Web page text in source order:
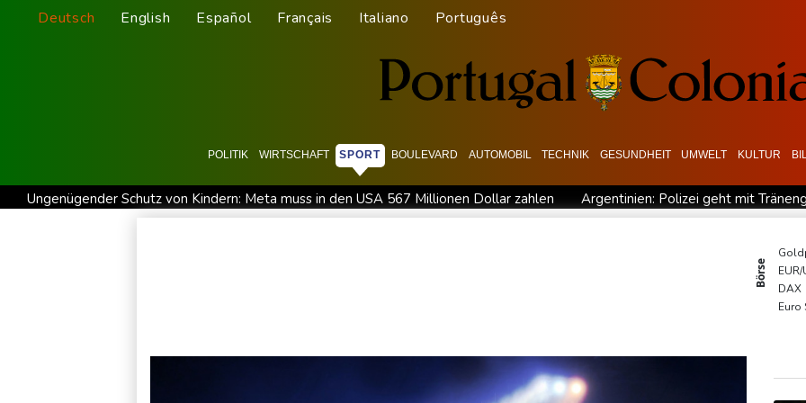
Deutsch English Español Français Italiano Português
POLITIK WIRTSCHAFT SPORT BOULEVARD AUTOMOBIL TECHNIK GESUNDHEIT UMWELT KULTUR
Ungenügender Schutz von Kindern: Meta muss in den USA 567 Millionen Dollar zahlen
Argentinien: Polizei geht mit
Infantinos Investorenplan: FIFA-
Kreise: Türkei will
Börse
EUR/
DAX
Euro